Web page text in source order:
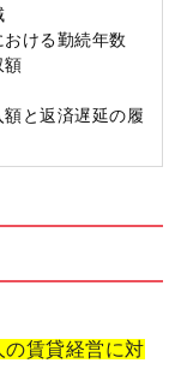
おける勤続年数
額
額と返済遅延の履
賃貸経営に対